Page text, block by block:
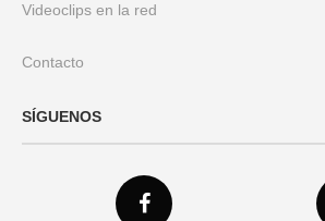
Videoclips en la red
Contacto
SÍGUENOS